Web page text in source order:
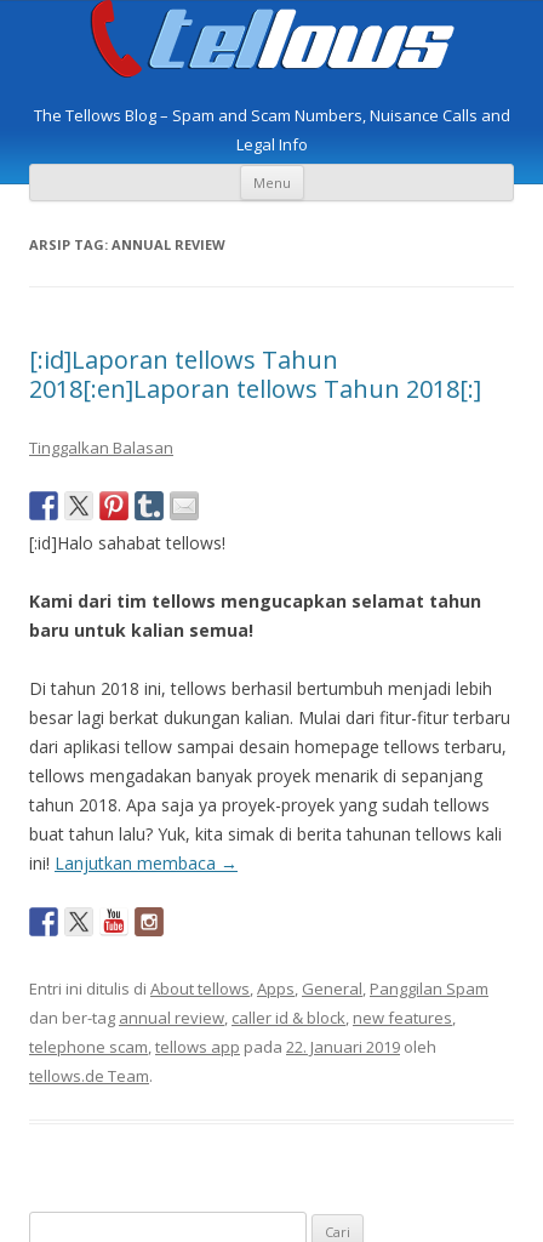
The Tellows Blog – Spam and Scam Numbers, Nuisance Calls and
Legal Info
Menu
ARSIP TAG: ANNUAL REVIEW
[:id]Laporan tellows Tahun
2018[:en]Laporan tellows Tahun 2018[:]
Tinggalkan Balasan
[:id]Halo sahabat tellows!
Kami dari tim tellows mengucapkan selamat tahun
baru untuk kalian semua!
Di tahun 2018 ini, tellows berhasil bertumbuh menjadi lebih
besar lagi berkat dukungan kalian. Mulai dari fitur-fitur terbaru
dari aplikasi tellow sampai desain homepage tellows terbaru,
tellows mengadakan banyak proyek menarik di sepanjang
tahun 2018. Apa saja ya proyek-proyek yang sudah tellows
buat tahun lalu? Yuk, kita simak di berita tahunan tellows kali
ini! Lanjutkan membaca →
Entri ini ditulis di About tellows,Apps, General, Panggilan Spam
dan ber-tag annual review, caller id & block, new features,
telephone scam,tellows app pada 22. Januari 2019 oleh
tellows.de Team.